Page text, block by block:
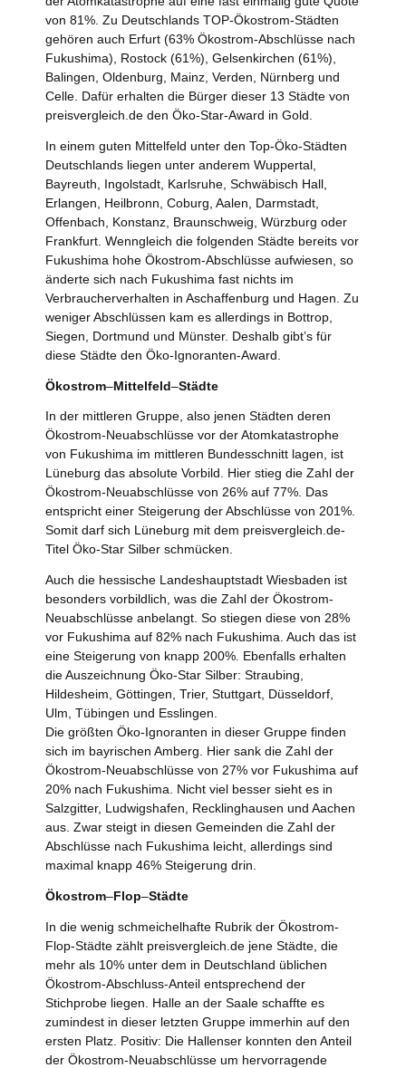
von 81%. Zu Deutschlands TOP-Ökostrom-Städten
gehören auch Erfurt (63% Ökostrom-Abschlüsse nach
Fukushima), Rostock (61%), Gelsenkirchen (61%),
Balingen, Oldenburg, Mainz, Verden, Nürnberg und
Celle. Dafür erhalten die Bürger dieser 13 Städte von
preisvergleich.de den Öko-Star-Award in Gold.
In einem guten Mittelfeld unter den Top-Öko-Städten
Deutschlands liegen unter anderem Wuppertal,
Bayreuth, Ingolstadt, Karlsruhe, Schwäbisch Hall,
Erlangen, Heilbronn, Coburg, Aalen, Darmstadt,
Offenbach, Konstanz, Braunschweig, Würzburg oder
Frankfurt. Wenngleich die folgenden Städte bereits vor
Fukushima hohe Ökostrom-Abschlüsse aufwiesen, so
änderte sich nach Fukushima fast nichts im
Verbraucherverhalten in Aschaffenburg und Hagen. Zu
weniger Abschlüssen kam es allerdings in Bottrop,
Siegen, Dortmund und Münster. Deshalb gibt’s für
diese Städte den Öko-Ignoranten-Award.
Ökostrom–Mittelfeld–Städte
In der mittleren Gruppe, also jenen Städten deren
Ökostrom-Neuabschlüsse vor der Atomkatastrophe
von Fukushima im mittleren Bundesschnitt lagen, ist
Lüneburg das absolute Vorbild. Hier stieg die Zahl der
Ökostrom-Neuabschlüsse von 26% auf 77%. Das
entspricht einer Steigerung der Abschlüsse von 201%.
Somit darf sich Lüneburg mit dem preisvergleich.de-
Titel Öko-Star Silber schmücken.
Auch die hessische Landeshauptstadt Wiesbaden ist
besonders vorbildlich, was die Zahl der Ökostrom-
Neuabschlüsse anbelangt. So stiegen diese von 28%
vor Fukushima auf 82% nach Fukushima. Auch das ist
eine Steigerung von knapp 200%. Ebenfalls erhalten
die Auszeichnung Öko-Star Silber: Straubing,
Hildesheim, Göttingen, Trier, Stuttgart, Düsseldorf,
Ulm, Tübingen und Esslingen.
Die größten Öko-Ignoranten in dieser Gruppe finden
sich im bayrischen Amberg. Hier sank die Zahl der
Ökostrom-Neuabschlüsse von 27% vor Fukushima auf
20% nach Fukushima. Nicht viel besser sieht es in
Salzgitter, Ludwigshafen, Recklinghausen und Aachen
aus. Zwar steigt in diesen Gemeinden die Zahl der
Abschlüsse nach Fukushima leicht, allerdings sind
maximal knapp 46% Steigerung drin.
Ökostrom–Flop–Städte
In die wenig schmeichelhafte Rubrik der Ökostrom-
Flop-Städte zählt preisvergleich.de jene Städte, die
mehr als 10% unter dem in Deutschland üblichen
Ökostrom-Abschluss-Anteil entsprechend der
Stichprobe liegen. Halle an der Saale schaffte es
zumindest in dieser letzten Gruppe immerhin auf den
ersten Platz. Positiv: Die Hallenser konnten den Anteil
der Ökostrom-Neuabschlüsse um hervorragende